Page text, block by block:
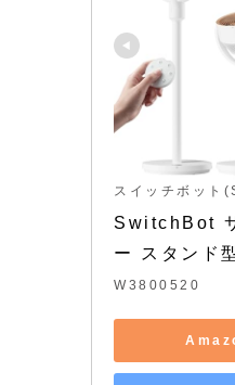
スイッチボッ
SwitchBot
ー スタンド
W3800520